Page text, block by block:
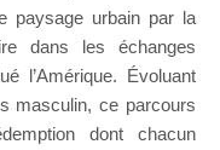
paysage urbain par la
dans les échanges
l’Amérique. Évoluant
masculin, ce parcours
dont chacun